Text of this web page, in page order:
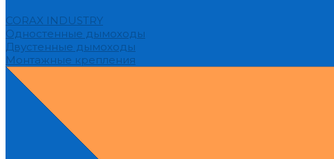
CORAX INDUSTRY
Одностенные дымоходы
Двустенные дымоходы
Монтажные крепления